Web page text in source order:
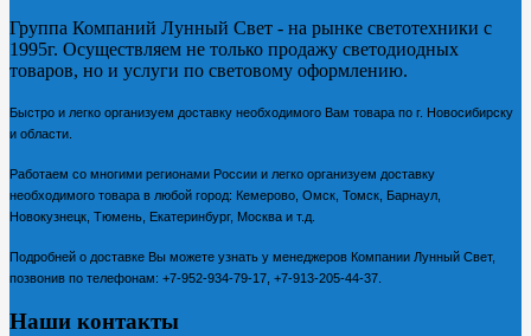
Группа Компаний Лунный Свет - на рынке светотехники с
1995г. Осуществляем не только продажу светодиодных
товаров, но и услуги по световому оформлению.
Быстро и легко организуем доставку необходимого Вам товара по г. Новосибирску
и области.
Работаем со многими регионами России и легко организуем доставку
необходимого товара в любой город: Кемерово, Омск, Томск, Барнаул,
Новокузнецк, Тюмень, Екатеринбург, Москва и т.д.
Подробней о доставке Вы можете узнать у менеджеров Компании Лунный Свет,
позвонив по телефонам: +7-952-934-79-17, +7-913-205-44-37.
Наши контакты